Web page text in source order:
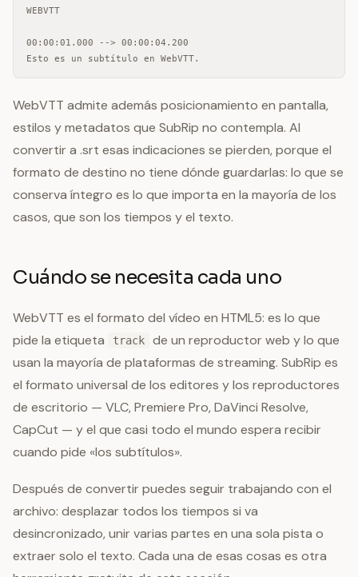
WEBVTT
00:00:01.000 --> 00:00:04.200
Esto es un subtítulo en WebVTT.
WebVTT admite además posicionamiento en pantalla,
estilos y metadatos que SubRip no contempla. Al
convertir a .srt esas indicaciones se pierden, porque el
formato de destino no tiene dónde guardarlas: lo que se
conserva íntegro es lo que importa en la mayoría de los
casos, que son los tiempos y el texto.
Cuándo se necesita cada uno
WebVTT es el formato del vídeo en HTML5: es lo que
pide la etiqueta
track
de un reproductor web y lo que
usan la mayoría de plataformas de streaming. SubRip es
el formato universal de los editores y los reproductores
de escritorio — VLC, Premiere Pro, DaVinci Resolve,
CapCut — y el que casi todo el mundo espera recibir
cuando pide «los subtítulos».
Después de convertir puedes seguir trabajando con el
archivo: desplazar todos los tiempos si va
desincronizado, unir varias partes en una sola pista o
extraer solo el texto. Cada una de esas cosas es otra